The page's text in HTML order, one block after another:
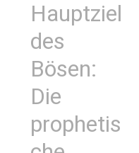
Hauptziel
des
Bösen:
Die
prophetis